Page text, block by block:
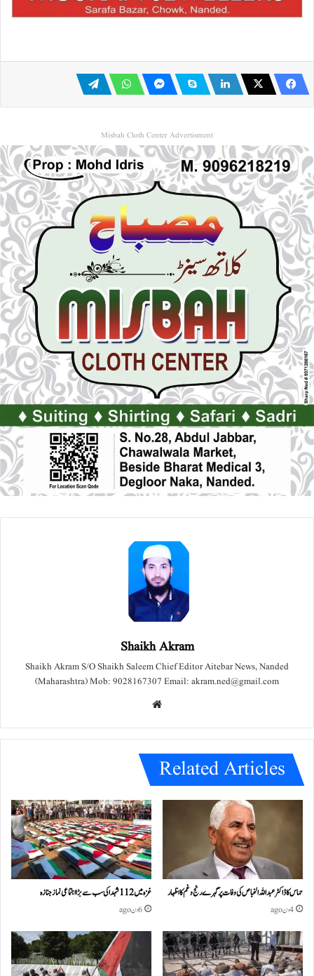
Misbah Cloth Center Advertisment
Shaikh Akram
Shaikh Akram S/O Shaikh Saleem Chief Editor Aitebar News, Nanded
(Maharashtra) Mob: 9028167307 Email: akram.ned@gmail.com
e
Related Articles
حماس کا ڈاکٹر عبداللہ الخباص کی وفات پر گہرے رنج وغم کااظہار
4 دن ago
غزہ میں 112 شہدا کی سب سے بڑا اجتماعی نماز جنازہ
6 دن ago